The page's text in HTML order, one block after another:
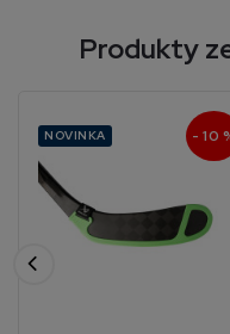
Produkty
NOVINKA - 10